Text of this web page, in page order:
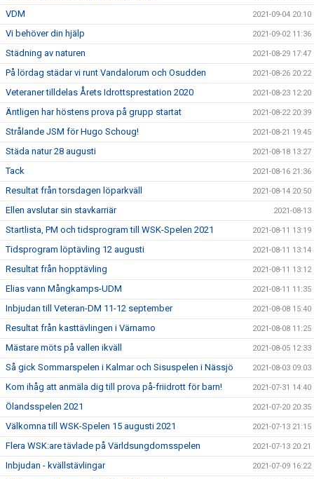
VDM 2021-09-04 20:10
Vi behöver din hjälp 2021-09-02 11:36
Städning av naturen 2021-08-29 17:47
På lördag städar vi runt Vandalorum och Osudden 2021-08-26 20:22
Veteraner tilldelas Årets Idrottsprestation 2020 2021-08-23 12:20
Äntligen har höstens prova på grupp startat 2021-08-22 20:39
Strålande JSM för Hugo Schoug! 2021-08-21 19:45
Städa natur 28 augusti 2021-08-18 13:27
Tack 2021-08-16 21:36
Resultat från torsdagen löparkväll 2021-08-14 20:50
Ellen avslutar sin stavkarriär 2021-08-13
Startlista, PM och tidsprogram till WSK-Spelen 2021 2021-08-11 13:19
Tidsprogram löptävling 12 augusti 2021-08-11 13:14
Resultat från hopptävling 2021-08-11 13:12
Elias vann Mångkamps-UDM 2021-08-11 11:35
Inbjudan till Veteran-DM 11-12 september 2021-08-08 15:40
Resultat från kasttävlingen i Värnamo 2021-08-08 11:25
Mästare möts på vallen ikväll 2021-08-05 12:33
Så gick Sommarspelen i Kalmar och Sisuspelen i Nässjö 2021-08-03 09:03
Kom ihåg att anmäla dig till prova på-friidrott för barn! 2021-07-31 14:40
Ölandsspelen 2021 2021-07-20 20:35
Välkomna till WSK-Spelen 15 augusti 2021 2021-07-13 21:15
Flera WSK:are tävlade på Världsungdomsspelen 2021-07-13 20:21
Inbjudan - kvällstävlingar 2021-07-09 16:22